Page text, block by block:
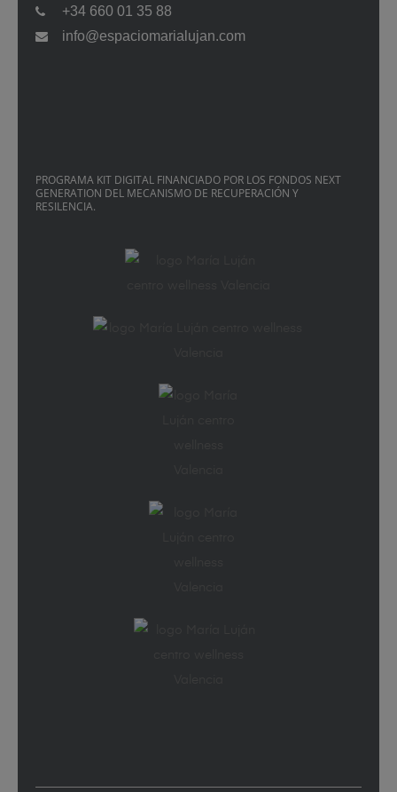
+34 660 01 35 88
info@espaciomarialujan.com
PROGRAMA KIT DIGITAL FINANCIADO POR LOS FONDOS NEXT
GENERATION DEL MECANISMO DE RECUPERACIÓN Y
RESILENCIA.